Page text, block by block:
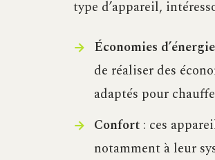
type d’appareil,
Économies
de réaliser des
adaptés pour
Confort: ces
notamment à leur